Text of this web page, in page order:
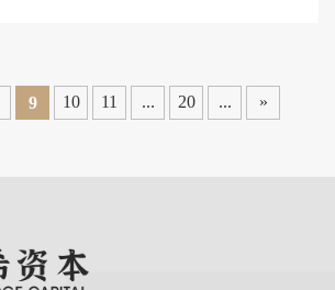
9 10 11 ... 20 ... »